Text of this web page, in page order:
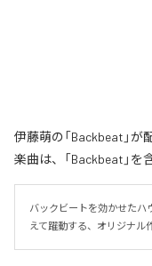
伊藤萌の「Backbeat」
楽曲は、「Backbeat」を
バックビートを効かせたハ
えて躍動する、オリジナル